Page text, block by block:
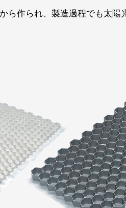
ら作られ、製造過程でも太陽